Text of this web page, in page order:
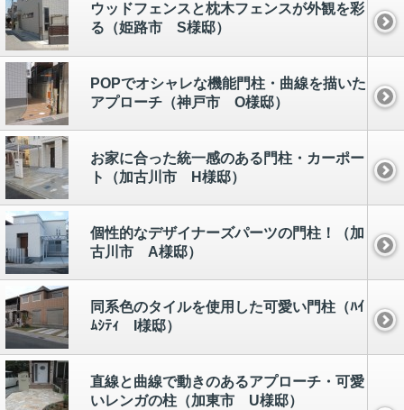
ウッドフェンスと枕木フェンスが外観を彩
る（姫路市 S様邸）
POPでオシャレな機能門柱・曲線を描いた
アプローチ（神戸市 O様邸）
お家に合った統一感のある門柱・カーポー
ト（加古川市 H様邸）
個性的なデザイナーズパーツの門柱！（加
古川市 A様邸）
同系色のタイルを使用した可愛い門柱（ﾊｲ
ﾑｼﾃｨ I様邸）
直線と曲線で動きのあるアプローチ・可愛
いレンガの柱（加東市 U様邸）